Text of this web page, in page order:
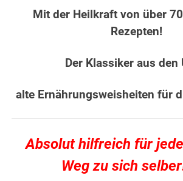
Mit der Heilkraft von über
Rezepten!
Der Klassiker aus den
alte Ernährungsweisheiten für
Absolut hilfreich für
Weg zu sich